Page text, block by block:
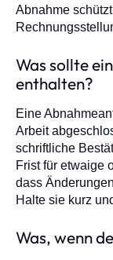
Abnahme
Was sollte
enthalten?
Eine
Arbeit
schriftliche
Frist für etwaige
dass
Halte sie kurz
Was, wenn